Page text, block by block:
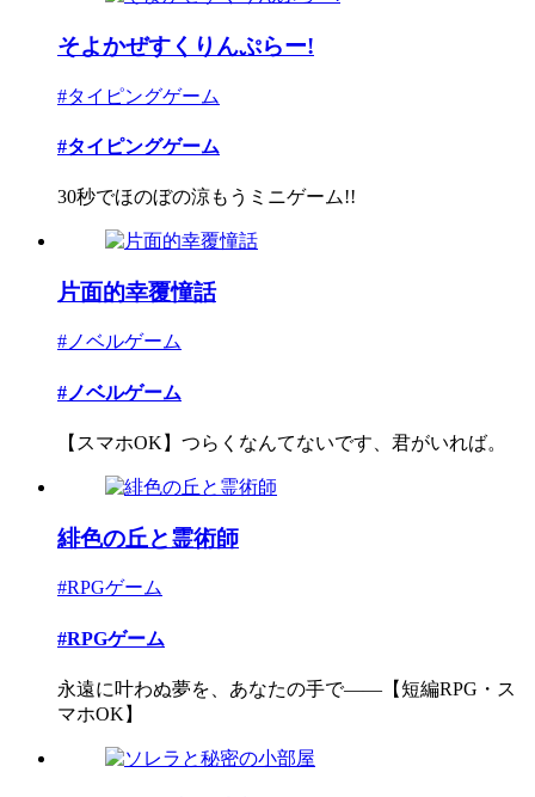
そよかぜすくりんぷらー!
#タイピングゲーム
#タイピングゲーム
30秒でほのぼの涼もうミニゲーム!!
片面的幸覆憧話
#ノベルゲーム
#ノベルゲーム
【スマホOK】つらくなんてないです、君がいれば。
緋色の丘と霊術師
#RPGゲーム
#RPGゲーム
永遠に叶わぬ夢を、あなたの手で――【短編RPG・ス
マホOK】